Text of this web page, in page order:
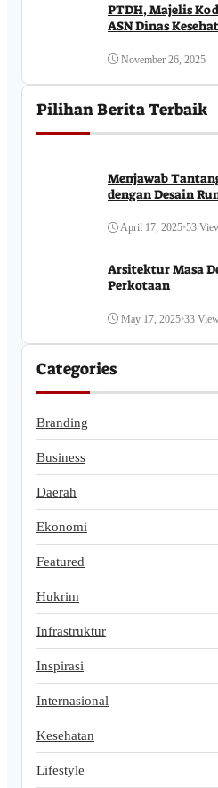
PTDH, Majelis
ASN Dinas
November 26, 2025
Pilihan Berita Terbaik
Menjawab
dengan Desain
April 17, 2025•53
Arsitektur Masa
Perkotaan
May 17, 2025•33
Categories
Branding
Business
Daerah
Ekonomi
Featured
Hukrim
Infrastruktur
Inspirasi
Internasional
Kesehatan
Lifestyle